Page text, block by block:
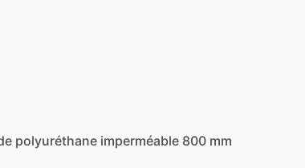
polyuréthane imperméable 800 mm